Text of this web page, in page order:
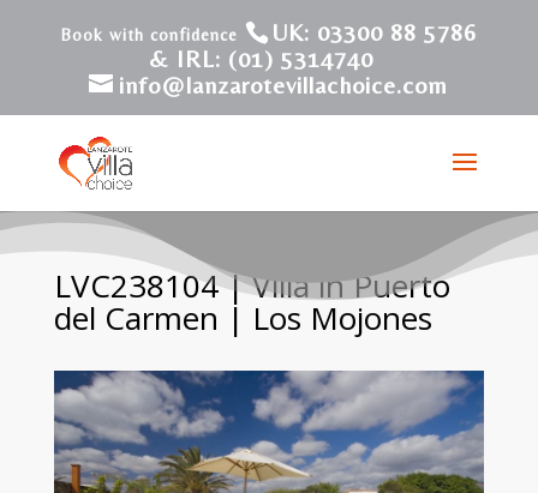
UK: 03300 88 5786
& IRL: (01) 5314740
info@lanzarotevillachoice.com
LVC238104 | Villa in Puerto
del Carmen | Los Mojones